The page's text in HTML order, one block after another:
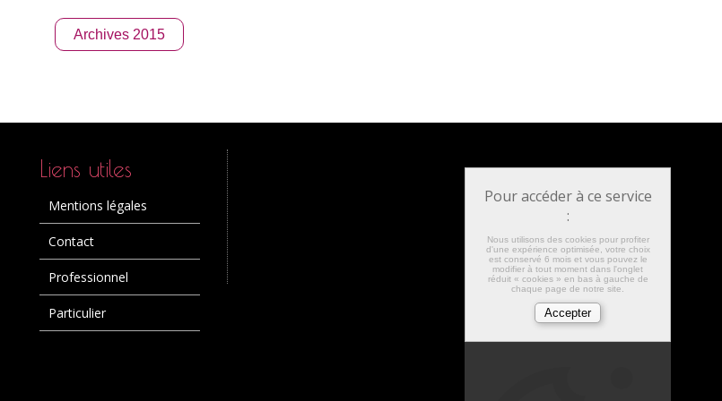
Archives 2015
Liens utiles
Mentions légales
Contact
Professionnel
Particulier
Pour accéder à ce service
:
Nous utilisons des cookies pour profiter
d'une expérience optimisée, votre choix
est conservé 6 mois et vous pouvez le
modifier à tout moment dans l'onglet
réduit « cookies » en bas à gauche de
chaque page de notre site.